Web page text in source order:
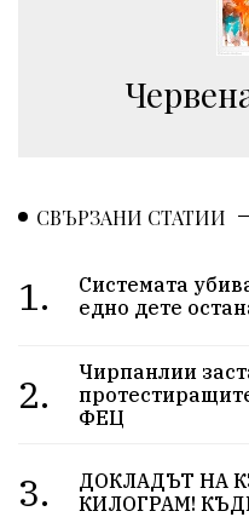
СВЪРЗАНИ СТАТИИ
1.
Системата
едно дете
2.
Чирпанлии
ФЕЦ
3.
ДОКЛАДЪТ НА
КИЛОГРАМ!